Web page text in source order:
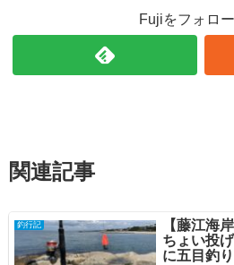
Fujiをフォロ
関連記事
釣行記
【藤江海
ちょい投
に五目釣り